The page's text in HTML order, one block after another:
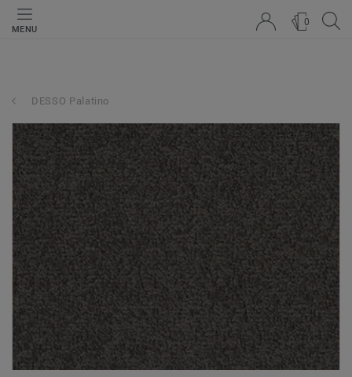
MENU
0
DESSO Palatino